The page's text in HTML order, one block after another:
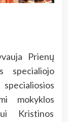
Prienų
specialiojo
mokyklos
Kristinos